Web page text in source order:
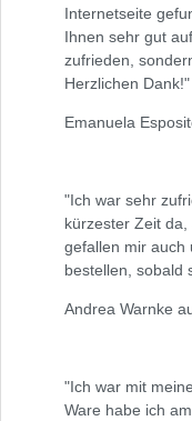
Internetseite
Ihnen sehr gut
zufrieden,
Herzlichen Dank!"
Emanuela
"Ich war sehr
kürzester Zeit
gefallen mir auch
bestellen, sobald
Andrea Warnke
"Ich war mit
Ware habe ich